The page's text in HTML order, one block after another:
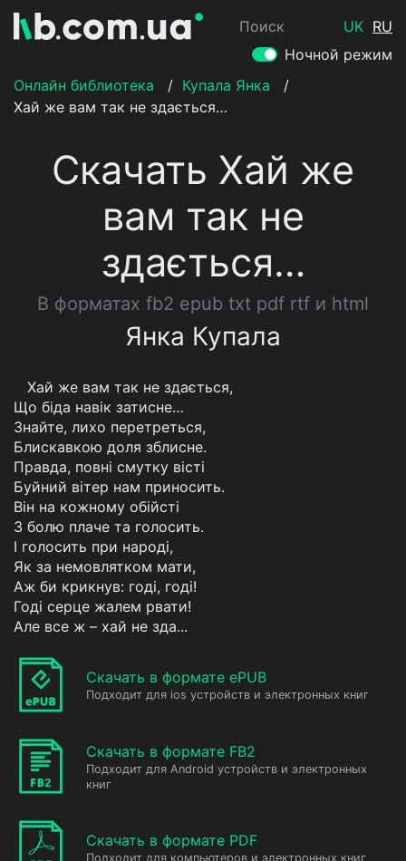
Поиск UK RU
Ночной режим
Онлайн библиотека
/ Купала Янка
/
Хай же вам так не здається…
Скачать Хай же
вам так не
здається…
В форматах fb2 epub txt pdf rtf и html
Янка Купала
Хай же вам так не здається,
Що біда навік затисне…
Знайте, лихо перетреться,
Блискавкою доля зблисне.
Правда, повні смутку вісті
Буйний вітер нам приносить.
Він на кожному обійсті
З болю плаче та голосить.
І голосить при народі,
Як за немовлятком мати,
Аж би крикнув: годі, годі!
Годі серце жалем рвати!
Але все ж – хай не зда...
Скачать в формате ePUB
Подходит для ios устройств и электронных книг
Скачать в формате FB2
Подходит для Android устройств и электронных
книг
Скачать в формате PDF
Подходит для компьютеров и электронных книг